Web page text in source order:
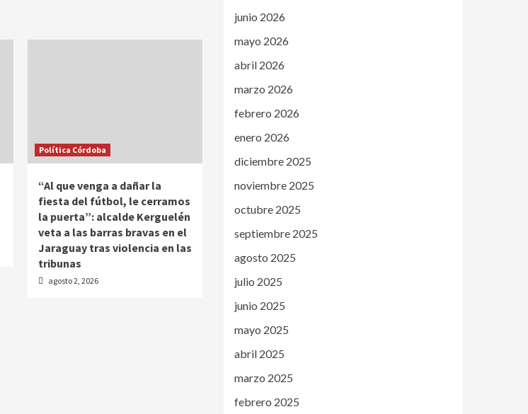
Política Córdoba
“Al que venga a dañar la
fiesta del fútbol, le cerramos
la puerta”: alcalde Kerguelén
veta a las barras bravas en el
Jaraguay tras violencia en las
tribunas
agosto 2, 2026
junio 2026
mayo 2026
abril 2026
marzo 2026
febrero 2026
enero 2026
diciembre 2025
noviembre 2025
octubre 2025
septiembre 2025
agosto 2025
julio 2025
junio 2025
mayo 2025
abril 2025
marzo 2025
febrero 2025